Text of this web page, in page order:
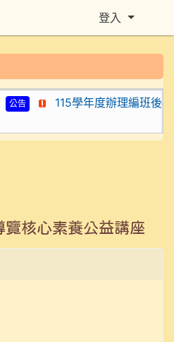
115學年度辦理編班後補報
核心素養公益講座
登入